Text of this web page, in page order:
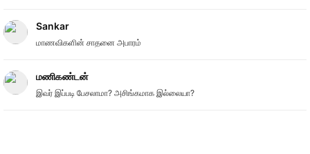
Sankar
மாணவிகளின் சாதனை அபாரம்
மணிகண்டன்
இவர் இப்படி பேசலாமா? அசிங்கமாக இல்லையா?